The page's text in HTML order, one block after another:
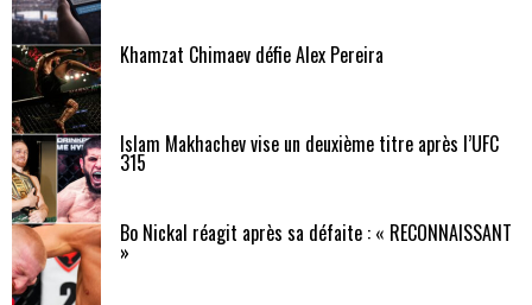
Khamzat Chimaev défie Alex Pereira
Islam Makhachev vise un deuxième titre après l’UFC
315
Bo Nickal réagit après sa défaite : « RECONNAISSANT
»